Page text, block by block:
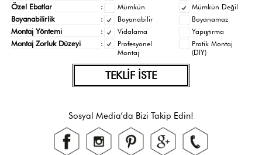
Özel Ebatlar : Mümkün Mümkün Değil
Boyanabilirlik : Boyanabilir Boyanamaz
Montaj Yöntemi : Vidalama Yapıştırma
Montaj Zorluk Düzeyi :
Profesyonel
Montaj
Pratik Montaj
(DIY)
TEKLİF İSTE
Sosyal Media’da Bizi Takip Edin!